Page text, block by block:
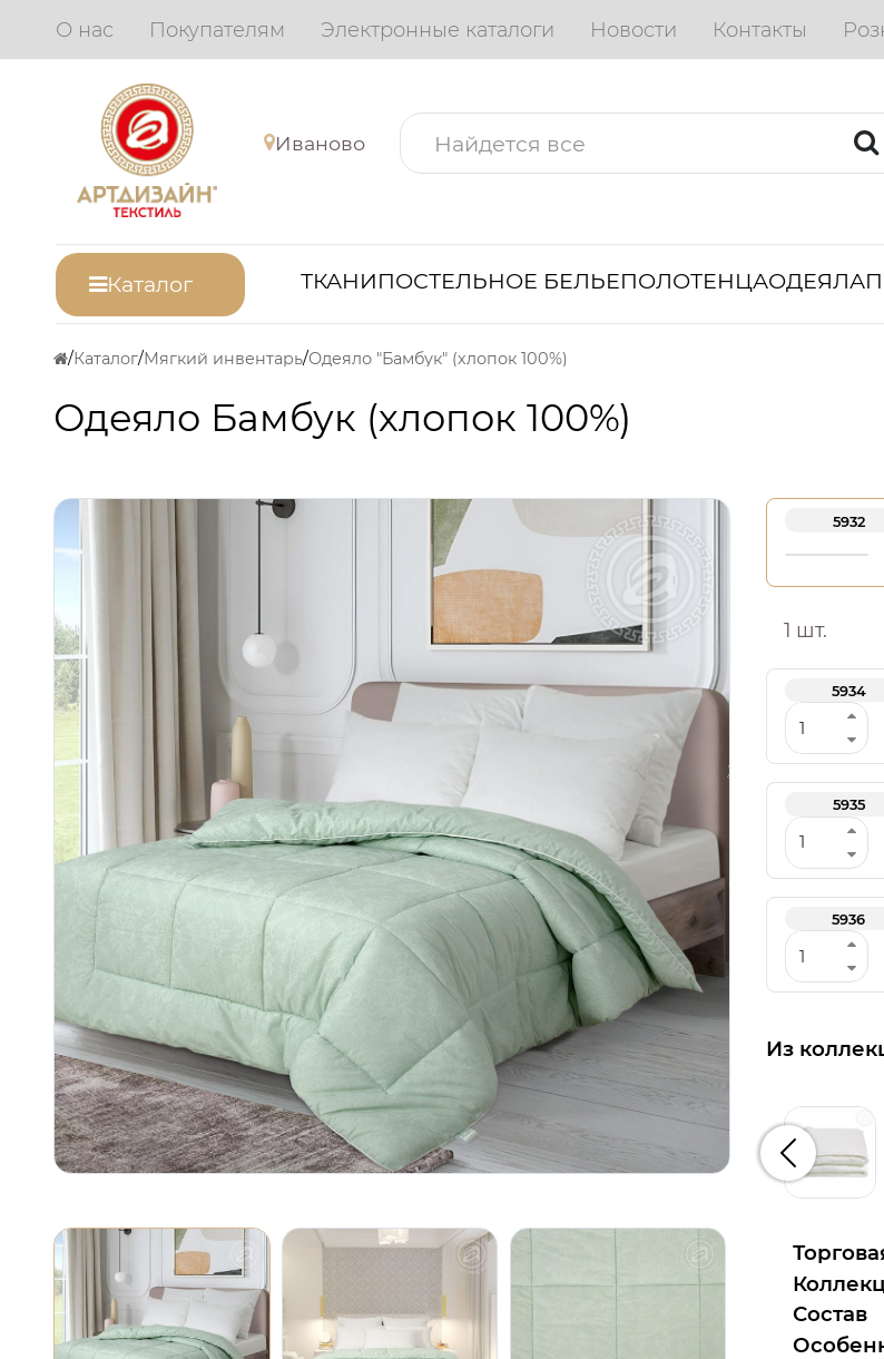
О нас Покупателям Электронные каталоги Новости Контакты
Иваново
Каталог ТКАНИПОСТЕЛЬНОЕ БЕЛЬЕПОЛОТЕНЦАОДЕЯЛА
Каталог Мягкий инвентарь Одеяло "Бамбук" (хлопок 100%)
Одеяло Бамбук (хлопок 100%)
5932
1 шт.
5934
5935
5936
Из
Состав